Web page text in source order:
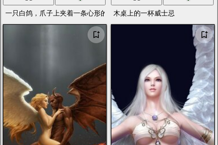
一只白鸽，爪子上夹着一条心形的红丝带木桌上的一杯威士忌